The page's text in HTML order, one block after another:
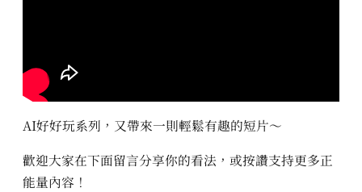
AI好好玩系列，又帶來一則輕鬆有趣的短片～
歡迎大家在下面留言分享你的看法，或按讚支持更多正
能量內容！